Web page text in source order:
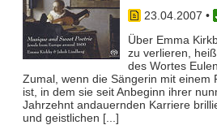
23.04.2007 •
Über Emma
zu verlieren,
des Wortes
Zumal, wenn die Sängerin mit einem
ist, in dem sie seit Anbeginn ihrer
Jahrzehnt andauernden Karriere
und geistlichen [...]